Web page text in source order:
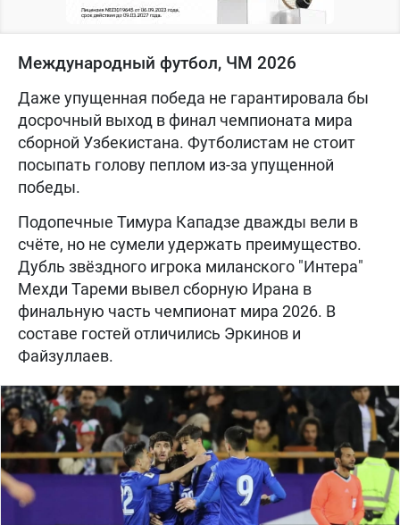
Международный футбол, ЧМ 2026
Даже упущенная победа не гарантировала бы
досрочный выход в финал чемпионата мира
сборной Узбекистана. Футболистам не стоит
посыпать голову пеплом из-за упущенной
победы.
Подопечные Тимура Кападзе дважды вели в
счёте, но не сумели удержать преимущество.
Дубль звёздного игрока миланского "Интера"
Мехди Тареми вывел сборную Ирана в
финальную часть чемпионат мира 2026. В
составе гостей отличились Эркинов и
Файзуллаев.